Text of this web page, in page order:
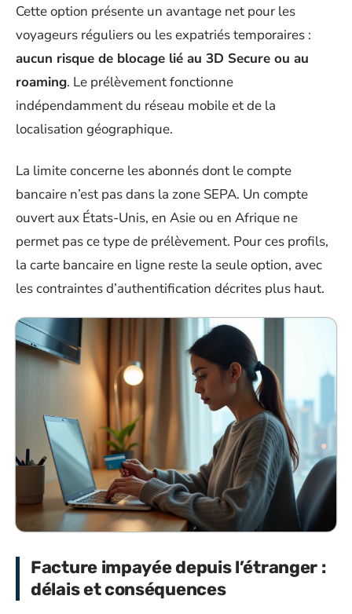
Cette option présente un avantage net pour les
voyageurs réguliers ou les expatriés temporaires :
aucun risque de blocage lié au 3D Secure ou au
roaming. Le prélèvement fonctionne
indépendamment du réseau mobile et de la
localisation géographique.
La limite concerne les abonnés dont le compte
bancaire n’est pas dans la zone SEPA. Un compte
ouvert aux États-Unis, en Asie ou en Afrique ne
permet pas ce type de prélèvement. Pour ces profils,
la carte bancaire en ligne reste la seule option, avec
les contraintes d’authentification décrites plus haut.
Facture impayée depuis l’étranger :
délais et conséquences